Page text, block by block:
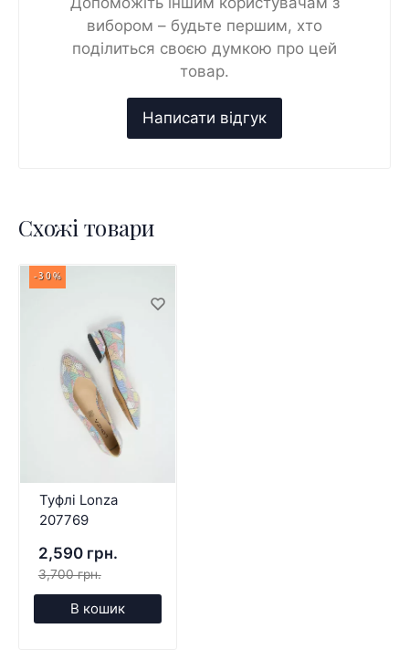
вибором – будьте першим, хто
поділиться своєю думкою про цей
товар.
Схожі товари
-30%
Туфлі Lonza
207769
2,590 грн.
3,700 грн.
В кошик